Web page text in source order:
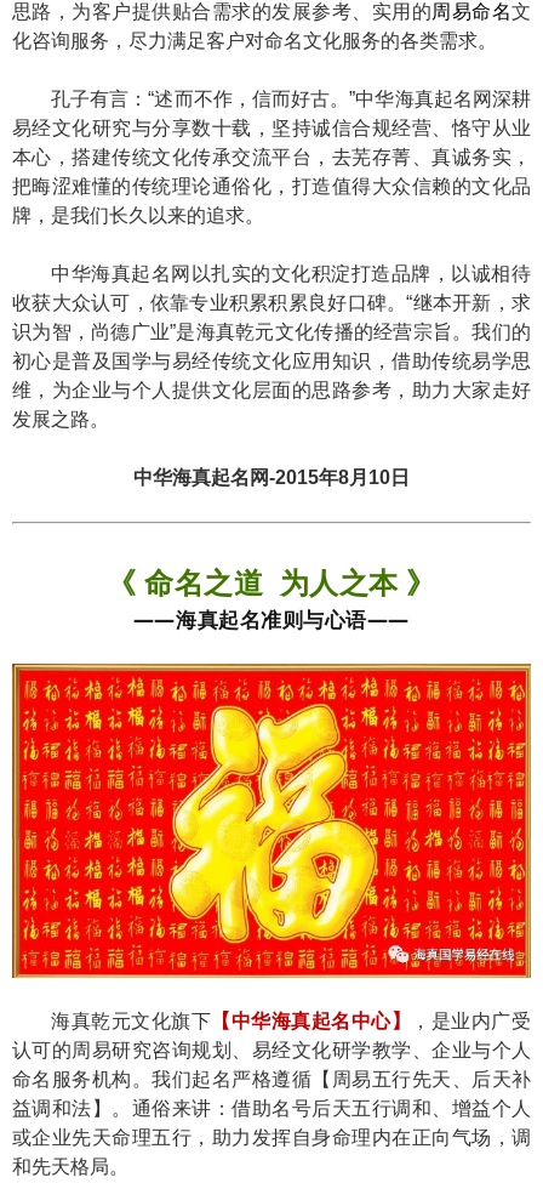
思路，为客户提供贴合需求的发展参考、实用的周易命名文
化咨询服务，尽力满足客户对命名文化服务的各类需求。
孔子有言：“述而不作，信而好古。”中华海真起名网深耕
易经文化研究与分享数十载，坚持诚信合规经营、恪守从业
本心，搭建传统文化传承交流平台，去芜存菁、真诚务实，
把晦涩难懂的传统理论通俗化，打造值得大众信赖的文化品
牌，是我们长久以来的追求。
中华海真起名网以扎实的文化积淀打造品牌，以诚相待
收获大众认可，依靠专业积累积累良好口碑。“继本开新，求
识为智，尚德广业”是海真乾元文化传播的经营宗旨。我们的
初心是普及国学与易经传统文化应用知识，借助传统易学思
维，为企业与个人提供文化层面的思路参考，助力大家走好
发展之路。
中华海真起名网-2015年8月10日
《 命名之道 为人之本 》
——海真起名准则与心语——
海真乾元文化旗下 【中华海真起名中心】
，是业内广受
认可的周易研究咨询规划、易经文化研学教学、企业与个人
命名服务机构。我们起名严格遵循【周易五行先天、后天补
益调和法 】 。通俗来讲：借助名号后天五行调和、增益个人
或企业先天命理五行，助力发挥自身命理内在正向气场，调
和先天格局。